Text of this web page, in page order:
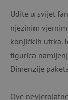
Uđite u svijet
njezinim
konjičkih utrka.
figurica
Dimenzije
Ove